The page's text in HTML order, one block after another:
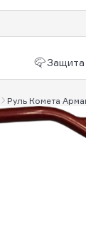
Защита
Руль Комета